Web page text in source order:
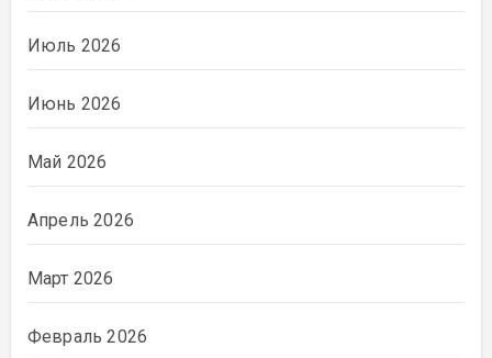
Июль 2026
Июнь 2026
Май 2026
Апрель 2026
Март 2026
Февраль 2026